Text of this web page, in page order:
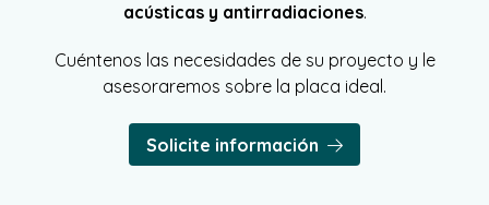
acústicas y antirradiaciones.
Cuéntenos las necesidades de su proyecto y le
asesoraremos sobre la placa ideal.
Solicite información